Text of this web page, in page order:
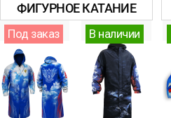
ФИГУРНОЕ КАТАНИЕ
Под заказ В наличии